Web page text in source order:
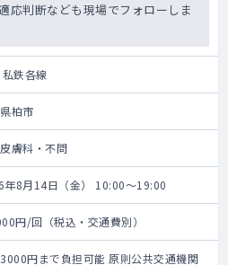
応判断なども現場でフォローしま
鉄各線
柏市
膚科・不問
年8月14日（金） 10:00～19:00
円/回（税込・交通費別）
3000円まで負担可能 原則公共交通機関